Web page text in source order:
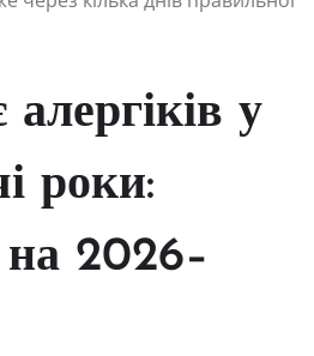
у
роки:
на 2026–